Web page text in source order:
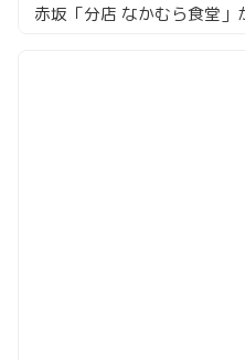
赤坂「分店 なかむら食堂」